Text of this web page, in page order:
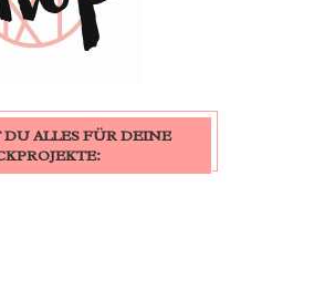
ALLES FÜR DEINE